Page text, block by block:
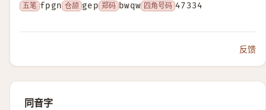
五笔 fpgn 仓颉 gep 郑码 bwqw 四角号码 47334
反馈
同音字